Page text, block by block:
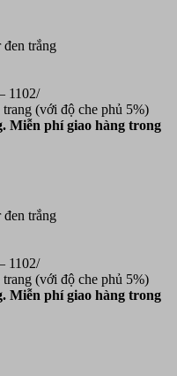
trắng
1102/
(với độ che phủ 5%)
Miễn phí giao hàng trong
trắng
1102/
(với độ che phủ 5%)
Miễn phí giao hàng trong